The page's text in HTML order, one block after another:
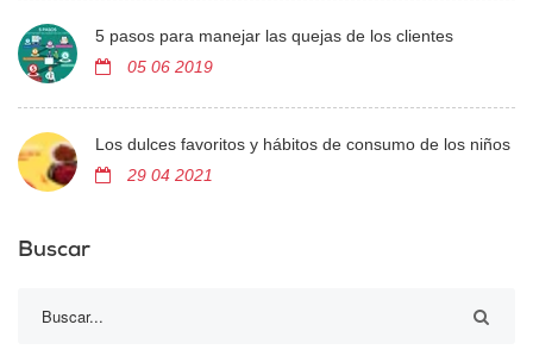
5 pasos para manejar las quejas de los clientes
05 06 2019
Los dulces favoritos y hábitos de consumo de los niños
29 04 2021
Buscar